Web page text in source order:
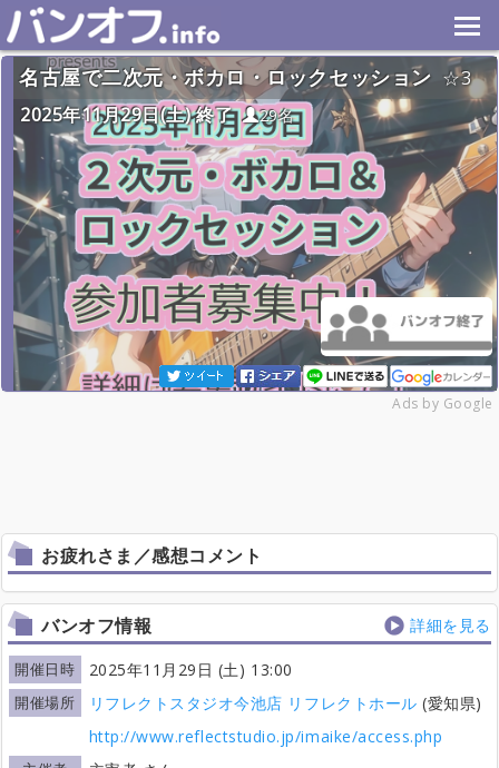
名古屋で二次元・ボカロ・ロックセッション
3
2025年11月29日(土) 終了
29名
Ads by Google
お疲れさま／感想コメント
バンオフ情報 詳細を見る
開催日時 2025年11月29日 (土) 13:00
開催場所 リフレクトスタジオ今池店 リフレクトホール (愛知県)
http://www.reflectstudio.jp/imaike/access.php